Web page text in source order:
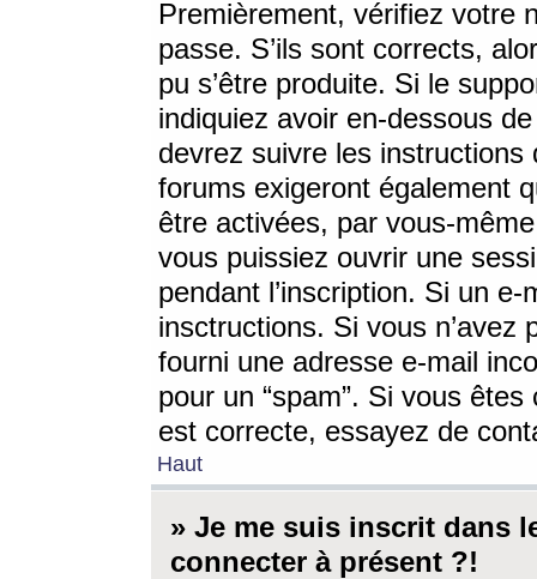
Premièrement, vérifiez votre
passe. S’ils sont corrects,
pu s’être produite. Si le
indiquiez avoir en-dessous
devrez suivre les
forums exigeront également
être activées, par vous-
vous puissiez ouvrir une
pendant l’inscription. Si un
insctructions. Si vous n’avez
fourni une adresse e-mail
pour un “spam”. Si vous
est correcte, essayez de
Haut
» Je me suis inscrit dans
connecter à présent ?!